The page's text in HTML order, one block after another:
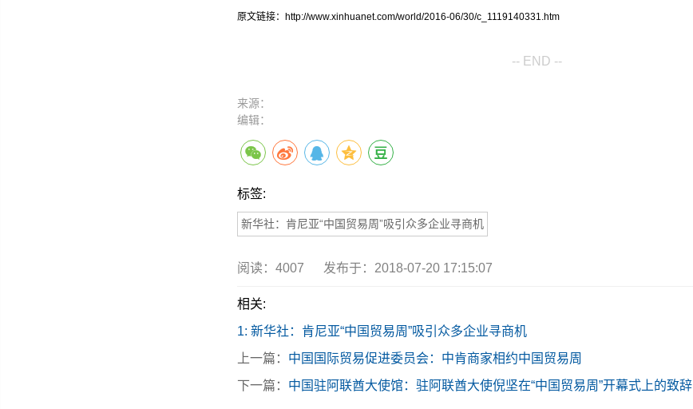
原文链接：http://www.xinhuanet.com/world/2016-06/30/c_1119140331.htm
-- END --
来源：
编辑：
标签:
新华社：肯尼亚“中国贸易周”吸引众多企业寻商机
阅读： 4007 发布于：2018-07-20 17:15:07
相关:
1: 新华社：肯尼亚“中国贸易周”吸引众多企业寻商机
上一篇： 中国国际贸易促进委员会：中肯商家相约中国贸易周
下一篇： 中国驻阿联酋大使馆：驻阿联酋大使倪坚在“中国贸易周”开幕式上的致辞